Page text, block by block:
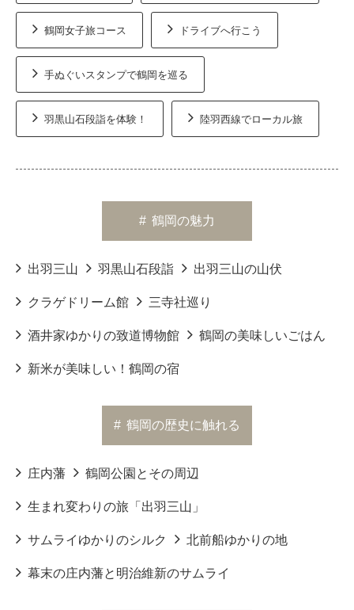
鶴岡女子旅コース ドライブへ行こう
手ぬぐいスタンプで鶴岡を巡る
羽黒山石段詣を体験！ 陸羽西線でローカル旅
# 鶴岡の魅力
出羽三山 羽黒山石段詣 出羽三山の山伏
クラゲドリーム館 三寺社巡り
酒井家ゆかりの致道博物館 鶴岡の美味しいごはん
新米が美味しい！鶴岡の宿
# 鶴岡の歴史に触れる
庄内藩 鶴岡公園とその周辺
生まれ変わりの旅「出羽三山」
サムライゆかりのシルク 北前船ゆかりの地
幕末の庄内藩と明治維新のサムライ